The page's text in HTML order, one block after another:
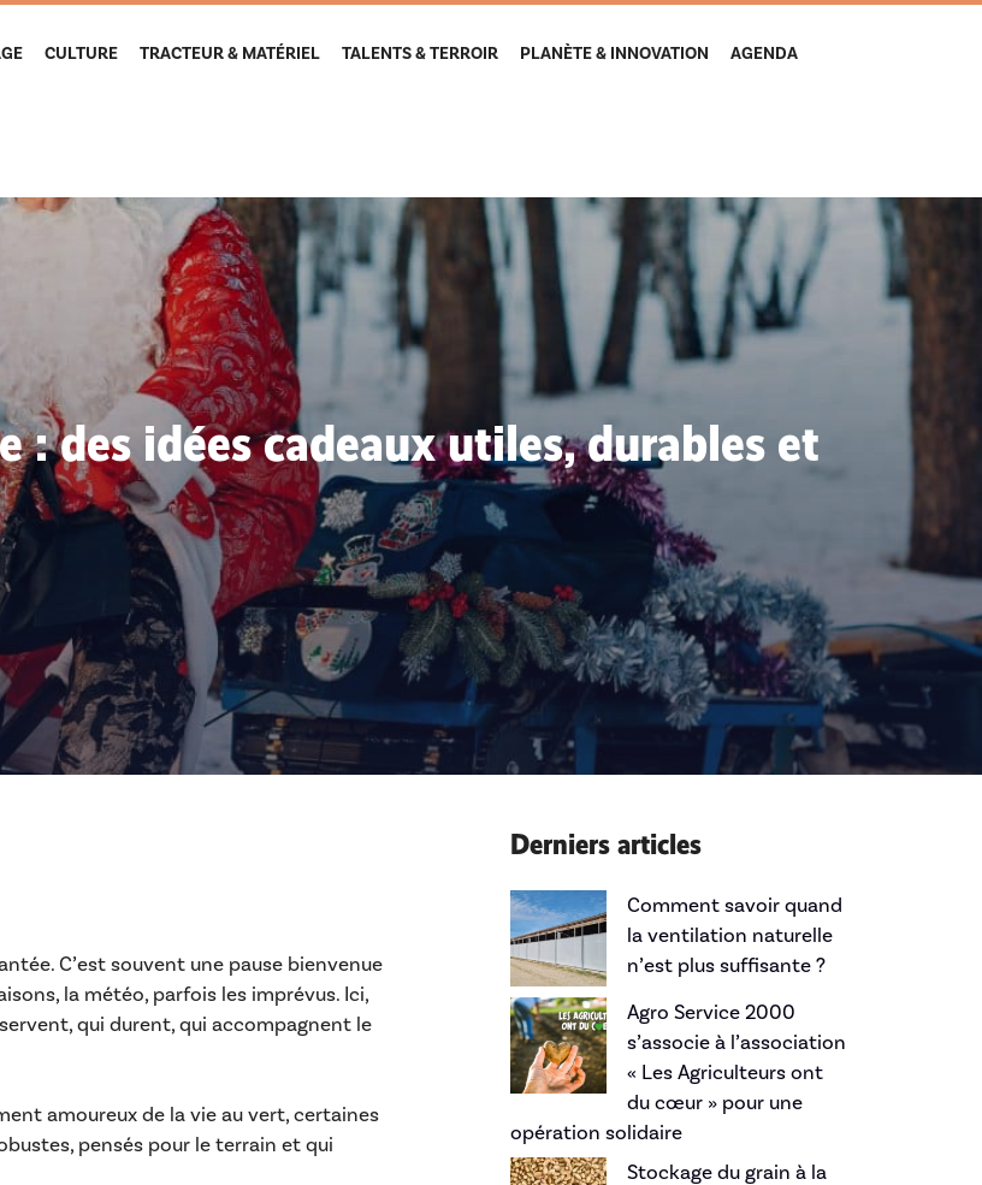
CULTURE TRACTEUR & MATÉRIEL TALENTS & TERROIR PLANÈTE & INNOVATION AGENDA
: des idées cadeaux utiles, durables et
C’est souvent une pause bienvenue
la météo, parfois les imprévus. Ici,
qui durent, qui accompagnent le
amoureux de la vie au vert, certaines
pensés pour le terrain et qui
Derniers articles
Comment savoir quand
la ventilation naturelle
n’est plus suffisante ?
Agro Service 2000
s’associe à l’association
« Les Agriculteurs ont
du cœur » pour une
opération solidaire
Stockage du grain à la